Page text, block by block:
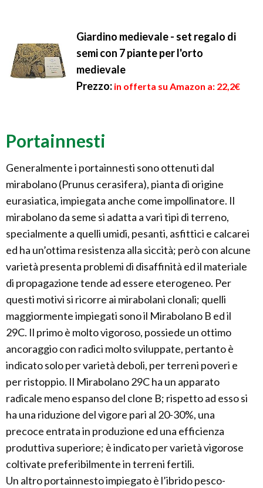
Giardino medievale - set regalo di
semi con 7 piante per l'orto
medievale
Prezzo: in offerta su Amazon a: 22,2€
Portainnesti
Generalmente i portainnesti sono ottenuti dal
mirabolano (Prunus cerasifera), pianta di origine
eurasiatica, impiegata anche come impollinatore. Il
mirabolano da seme si adatta a vari tipi di terreno,
specialmente a quelli umidi, pesanti, asfittici e calcarei
ed ha un’ottima resistenza alla siccità; però con alcune
varietà presenta problemi di disaffinità ed il materiale
di propagazione tende ad essere eterogeneo. Per
questi motivi si ricorre ai mirabolani clonali; quelli
maggiormente impiegati sono il Mirabolano B ed il
29C. Il primo è molto vigoroso, possiede un ottimo
ancoraggio con radici molto sviluppate, pertanto è
indicato solo per varietà deboli, per terreni poveri e
per ristoppio. Il Mirabolano 29C ha un apparato
radicale meno espanso del clone B; rispetto ad esso si
ha una riduzione del vigore pari al 20-30%, una
precoce entrata in produzione ed una efficienza
produttiva superiore; è indicato per varietà vigorose
coltivate preferibilmente in terreni fertili.
Un altro portainnesto impiegato è l’ibrido pesco-